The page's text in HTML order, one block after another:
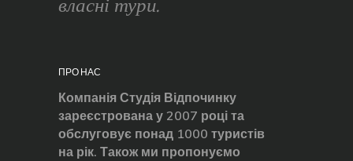
власні тури.
ПРО НАС
Компанія Студія Відпочинку
зареєстрована у 2007 році та
обслуговує понад 1000 туристів
на рік. Також ми пропонуємо